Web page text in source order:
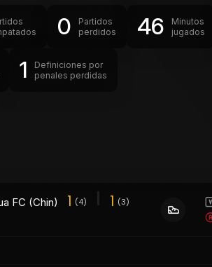
0
Partidos
perdidos
46
Minutos
jugados
1
Definiciones por
penales perdidas
FC (Chin) 1 (4) 1 (3)